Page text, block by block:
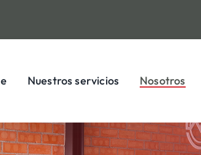
Nuestros servicios Nosotros